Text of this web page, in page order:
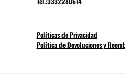
Políticas de Privacidad
Política de Devoluciones y